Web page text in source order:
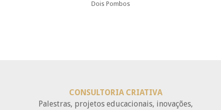
Dois Pombos
CONSULTORIA CRIATIVA
Palestras, projetos educacionais, inovações,